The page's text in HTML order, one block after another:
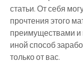
статьи. От себя
прочтения этого
преимуществами и
иной способ
только от вас.